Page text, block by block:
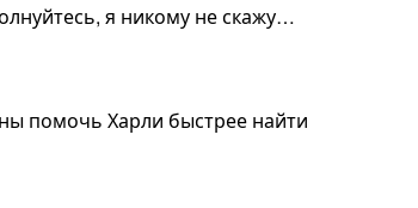
я никому не скажу…
помочь Харли быстрее найти